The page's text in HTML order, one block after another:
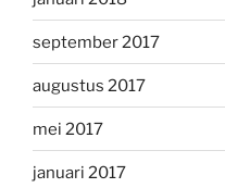
september 2017
augustus 2017
mei 2017
januari 2017